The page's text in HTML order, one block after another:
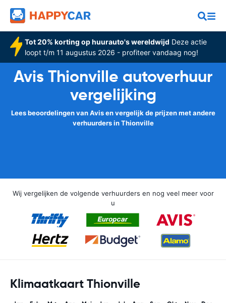
Tot 20% korting op huurauto's wereldwijd Deze actie
loopt t/m 11 augustus 2026 - profiteer vandaag nog!
Avis Thionville autoverhuur
vergelijking
Lees beoordelingen van Avis en vergelijk de prijzen met andere
verhuurders in Thionville
Wij vergelijken de volgende verhuurders en nog veel meer voor
u
Klimaatkaart Thionville